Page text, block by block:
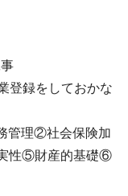
登録をしておかな
管理②社会保険加
性⑤財産的基礎⑥